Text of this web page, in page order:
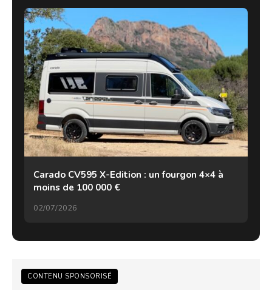
Carado CV595 X-Edition : un fourgon 4×4 à
moins de 100 000 €
02/07/2026
CONTENU SPONSORISÉ